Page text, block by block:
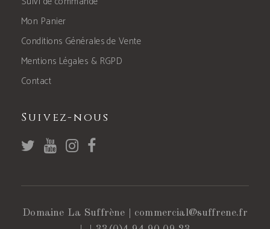
Mon Panier
Conditions Générales de Vente
Mentions Légales & RGPD
Contact
Suivez-nous
Domaine La Suffrène | commercial@suffrene.fr